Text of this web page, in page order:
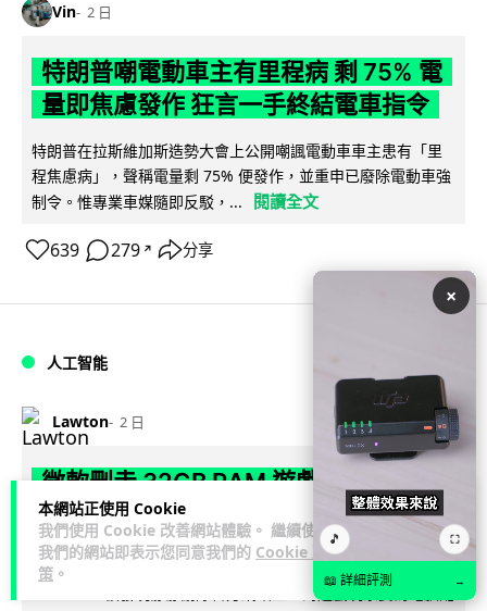
本網站正使用 Cookie
我們使用 Cookie 改善網站體驗。 繼續使用
我們的網站即表示您同意我們的 Cookie 政
策 。
Vin 2 日
特朗普嘲電動車主有里程病 剩 75% 電
量即焦慮發作 狂言一手終結電車指令
特朗普在拉斯維加斯造勢大會上公開嘲諷電動車車主患有「里
程焦慮病」，聲稱電量剩 75% 便發作，並重申已廢除電動車強
制令。惟專業車媒隨即反駁，...
閱讀全文
639 279 ↗ 分享
人工智能
Lawton 2 日
微軟刪走 32GB RAM 遊戲建議 分析:
為 8GB Surface 銷售鋪路 連自家
Copilot+ 門檻也未到
Microsoft 被發現靜靜刪除官方網站上，對遊戲玩家要為電腦配
×
🎵 ⛶
📖 詳細評測 →